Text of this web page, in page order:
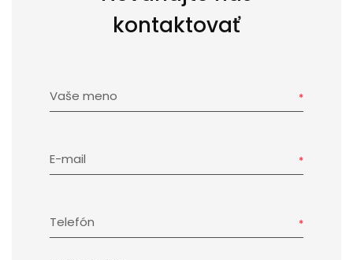
kontaktovať
Vaše meno
E-mail
Telefón